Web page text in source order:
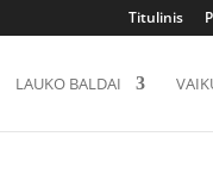
Titulinis
LAUKO BALDAI